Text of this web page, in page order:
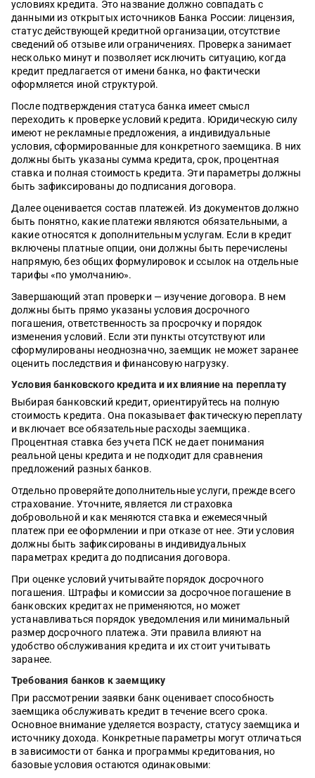
условиях кредита. Это название должно совпадать с
данными из открытых источников Банка России: лицензия,
статус действующей кредитной организации, отсутствие
сведений об отзыве или ограничениях. Проверка занимает
несколько минут и позволяет исключить ситуацию, когда
кредит предлагается от имени банка, но фактически
оформляется иной структурой.
После подтверждения статуса банка имеет смысл
переходить к проверке условий кредита. Юридическую силу
имеют не рекламные предложения, а индивидуальные
условия, сформированные для конкретного заемщика. В них
должны быть указаны сумма кредита, срок, процентная
ставка и полная стоимость кредита. Эти параметры должны
быть зафиксированы до подписания договора.
Далее оценивается состав платежей. Из документов должно
быть понятно, какие платежи являются обязательными, а
какие относятся к дополнительным услугам. Если в кредит
включены платные опции, они должны быть перечислены
напрямую, без общих формулировок и ссылок на отдельные
тарифы «по умолчанию».
Завершающий этап проверки — изучение договора. В нем
должны быть прямо указаны условия досрочного
погашения, ответственность за просрочку и порядок
изменения условий. Если эти пункты отсутствуют или
сформулированы неоднозначно, заемщик не может заранее
оценить последствия и финансовую нагрузку.
Условия банковского кредита и их влияние на переплату
Выбирая банковский кредит, ориентируйтесь на полную
стоимость кредита. Она показывает фактическую переплату
и включает все обязательные расходы заемщика.
Процентная ставка без учета ПСК не дает понимания
реальной цены кредита и не подходит для сравнения
предложений разных банков.
Отдельно проверяйте дополнительные услуги, прежде всего
страхование. Уточните, является ли страховка
добровольной и как меняются ставка и ежемесячный
платеж при ее оформлении и при отказе от нее. Эти условия
должны быть зафиксированы в индивидуальных
параметрах кредита до подписания договора.
При оценке условий учитывайте порядок досрочного
погашения. Штрафы и комиссии за досрочное погашение в
банковских кредитах не применяются, но может
устанавливаться порядок уведомления или минимальный
размер досрочного платежа. Эти правила влияют на
удобство обслуживания кредита и их стоит учитывать
заранее.
Требования банков к заемщику
При рассмотрении заявки банк оценивает способность
заемщика обслуживать кредит в течение всего срока.
Основное внимание уделяется возрасту, статусу заемщика и
источнику дохода. Конкретные параметры могут отличаться
в зависимости от банка и программы кредитования, но
базовые условия остаются одинаковыми: